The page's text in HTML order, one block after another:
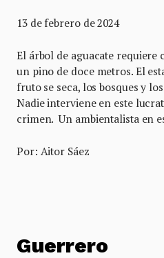
13 de febrero de 2024
El árbol de aguacate requiere
un pino de doce metros. El
fruto se seca, los bosques y
Nadie interviene en este
crimen. Un ambientalista en
Por: Aitor Sáez
Guerrero